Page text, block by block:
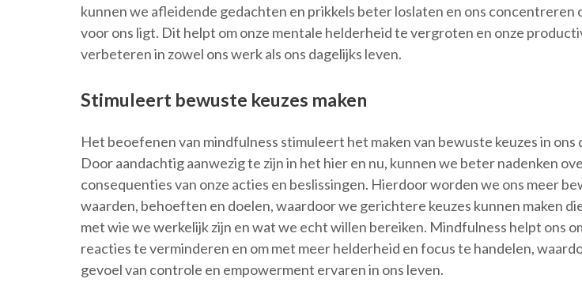
kunnen we afleidende gedachten en prikkels beter loslaten en ons concentreren
voor ons ligt. Dit helpt om onze mentale helderheid te vergroten en onze
verbeteren in zowel ons werk als ons dagelijks leven.
Stimuleert bewuste keuzes maken
Het beoefenen van mindfulness stimuleert het maken van bewuste keuzes in ons
Door aandachtig aanwezig te zijn in het hier en nu, kunnen we beter nadenken
consequenties van onze acties en beslissingen. Hierdoor worden we ons meer
waarden, behoeften en doelen, waardoor we gerichtere keuzes kunnen maken
met wie we werkelijk zijn en wat we echt willen bereiken. Mindfulness helpt ons
reacties te verminderen en om met meer helderheid en focus te handelen,
gevoel van controle en empowerment ervaren in ons leven.